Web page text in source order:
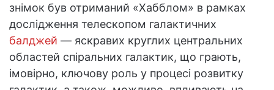
знімок був отриманий «Хабблом» в рамках
дослідження телескопом галактичних
балджей — яскравих круглих центральних
областей спіральних галактик, що грають,
імовірно, ключову роль у процесі розвитку